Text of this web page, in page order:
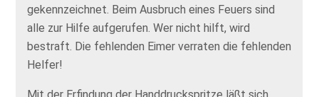
gekennzeichnet. Beim Ausbruch eines Feuers sind
alle zur Hilfe aufgerufen. Wer nicht hilft, wird
bestraft. Die fehlenden Eimer verraten die fehlenden
Helfer!